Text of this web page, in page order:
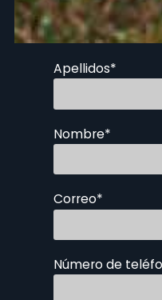
Apellidos*
Nombre*
Correo*
Número de